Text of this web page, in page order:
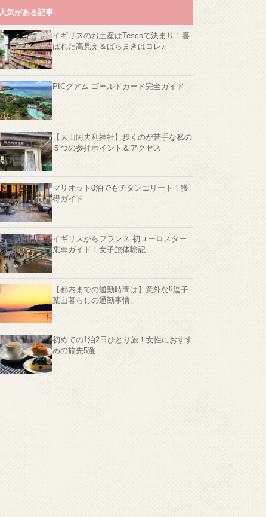
人気がある記事
イギリスのお土産はTescoで決まり！喜
ばれた高見え＆ばらまきはコレ♪
PICグアム ゴールドカード完全ガイド
【大山阿夫利神社】歩くのが苦手な私の
５つの参拝ポイント＆アクセス
マリオット0泊でもチタンエリート！獲
得ガイド
イギリスからフランス 初ユーロスター
乗車ガイド！女子旅体験記
【都内までの通勤時間は】意外な⁉️逗子
葉山暮らしの通勤事情。
初めての1泊2日ひとり旅！女性におすす
めの旅先5選